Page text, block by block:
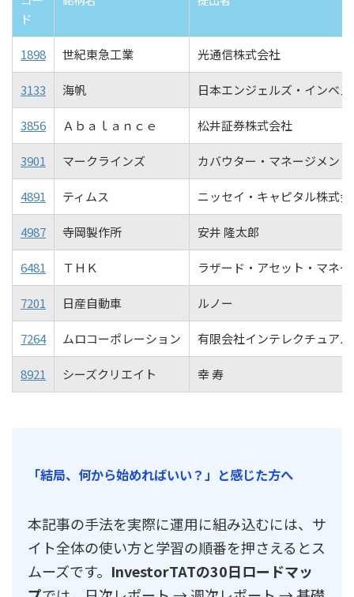
ド
1898 世紀東急工業 光通信株式会社
3133 海帆 日本エンジェルズ・インベ
3856 Ａｂａｌａｎｃｅ 松井証券株式会社
3901 マークラインズ カバウター・マネージメン
4891 ティムス ニッセイ・キャピタル株式
4987 寺岡製作所 安井 隆太郎
6481 ＴＨＫ ラザード・アセット・マネ
7201 日産自動車 ルノー
7264 ムロコーポレーション 有限会社インテレクチュアル
8921 シーズクリエイト 幸 寿
「結局、何から始めればいい？」と感じた方へ
本記事の手法を実際に運用に組み込むには、サ
イト全体の使い方と学習の順番を押さえるとス
ムーズです。 InvestorTATの30日ロードマッ